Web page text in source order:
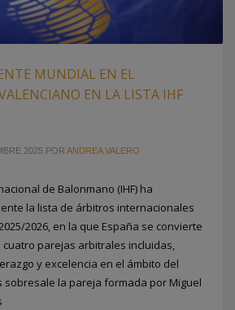
MUNDIAL EN EL
EN LA LISTA IHF
2025 POR ANDREA VALERO
de Balonmano (IHF) ha
la lista de árbitros internacionales
2026, en la que España se convierte
cuatro parejas arbitrales incluidas,
y excelencia en el ámbito del
sobresale la pareja formada por Miguel